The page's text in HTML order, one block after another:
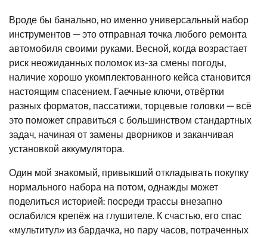
Вроде бы банально, но именно универсальный набор
инструментов — это отправная точка любого ремонта
автомобиля своими руками. Весной, когда возрастает
риск неожиданных поломок из-за смены погоды,
наличие хорошо укомплектованного кейса становится
настоящим спасением. Гаечные ключи, отвёртки
разных форматов, пассатижи, торцевые головки — всё
это поможет справиться с большинством стандартных
задач, начиная от замены дворников и заканчивая
установкой аккумулятора.
Один мой знакомый, привыкший откладывать покупку
нормального набора на потом, однажды может
поделиться историей: посреди трассы внезапно
ослабился крепёж на глушителе. К счастью, его спас
«мультитул» из бардачка, но пару часов, потраченных